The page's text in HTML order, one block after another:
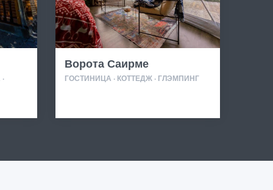
Ворота Саирме
ГОСТИНИЦА · КОТТЕДЖ · ГЛЭМПИНГ